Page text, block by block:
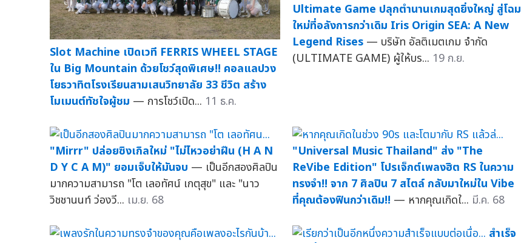
Slot Machine เปิดเวที FERRIS WHEEL STAGE
ใน Big Mountain ด้วยโชว์สุดพิเศษ!! คอลแลปวง
โยธวาทิตโรงเรียนสามเสนวิทยาลัย 33 ชีวิต สร้าง
โมเมนต์ทัชใจผู้ชม — การโชว์เปิด... 11 ธ.ค.
Ultimate Game ปลุกตำนานเกมสุดยิ่งใหญ่ สู่โฉม
ใหม่ที่อลังการกว่าเดิม Iris Origin SEA: A New
Legend Rises — บริษัท อัลติเมตเกม จำกัด
(ULTIMATE GAME) ผู้ให้บร... 19 ก.ย.
"Mirrr" ปล่อยซิงเกิลใหม่ "ไม่ไหวอย่าฝืน (H A N
D Y C A M)" ยอมเจ็บให้มันจบ — เป็นอีกสองศิลปิน
มากความสามารถ "โต เลอทัศน์ เกตุสุข" และ "นาว
วิชชานนท์ ว่องวี... เม.ย. 68
"Universal Music Thailand" ส่ง "The
ReVibe Edition" โปรเจ็กต์เพลงฮิต RS ในความ
ทรงจำ!! จาก 7 ศิลปิน 7 สไตล์ กลับมาใหม่ใน Vibe
ที่คุณต้องฟินกว่าเดิม!! — หากคุณเกิดใ... มี.ค. 68
สำเร็จ